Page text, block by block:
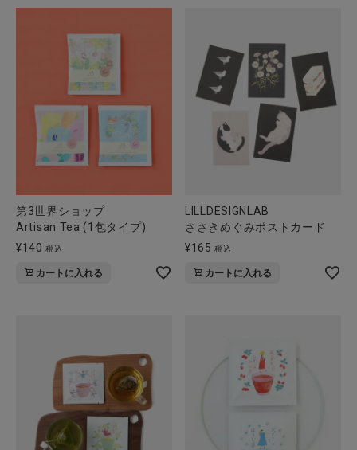
ご利用ガイド
お問い合わせ
ショップリスト
第3世界ショップ
Artisan Tea (1包タイプ)
¥140 税込
カートに入れる
LILLDESIGNLAB
ささきめぐみポストカード
¥165 税込
カートに入れる